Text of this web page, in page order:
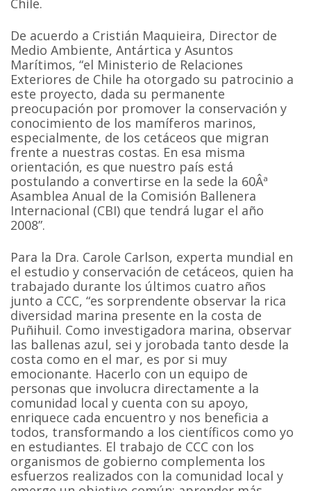
Chile.
De acuerdo a Cristián Maquieira, Director de
Medio Ambiente, Antártica y Asuntos
Marítimos, “el Ministerio de Relaciones
Exteriores de Chile ha otorgado su patrocinio a
este proyecto, dada su permanente
preocupación por promover la conservación y
conocimiento de los mamíferos marinos,
especialmente, de los cetáceos que migran
frente a nuestras costas. En esa misma
orientación, es que nuestro país está
postulando a convertirse en la sede la 60Âª
Asamblea Anual de la Comisión Ballenera
Internacional (CBI) que tendrá lugar el año
2008”.
Para la Dra. Carole Carlson, experta mundial en
el estudio y conservación de cetáceos, quien ha
trabajado durante los últimos cuatro años
junto a CCC, “es sorprendente observar la rica
diversidad marina presente en la costa de
Puñihuil. Como investigadora marina, observar
las ballenas azul, sei y jorobada tanto desde la
costa como en el mar, es por si muy
emocionante. Hacerlo con un equipo de
personas que involucra directamente a la
comunidad local y cuenta con su apoyo,
enriquece cada encuentro y nos beneficia a
todos, transformando a los científicos como yo
en estudiantes. El trabajo de CCC con los
organismos de gobierno complementa los
esfuerzos realizados con la comunidad local y